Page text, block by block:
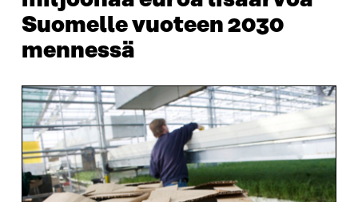
Suomelle vuoteen 2030
mennessä